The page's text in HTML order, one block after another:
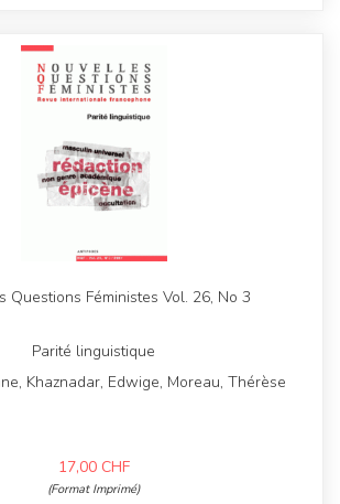
Questions Féministes Vol. 26, No 3
Parité linguistique
Khaznadar, Edwige, Moreau, Thérèse
17,00 CHF
(Format Imprimé)